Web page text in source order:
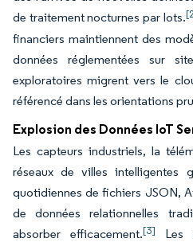
de traitement nocturnes par lots.
financiers maintiennent des
données réglementées sur
exploratoires migrent vers le
référencé dans les orientations
Explosion des Données IoT
Les capteurs industriels, la
réseaux de villes intelligentes
quotidiennes de fichiers JSON,
de données relationnelles
absorber efficacement.[3]
Les